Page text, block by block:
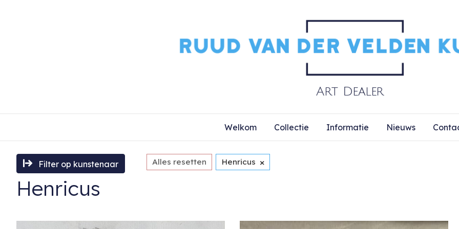
Welkom Collectie Informatie Nieuws
Filter op kunstenaar Alles resetten Henricus ×
Henricus